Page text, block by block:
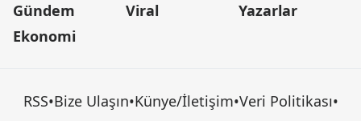
Gündem
Ekonomi
Viral
Yazarlar
RSS•Bize Ulaşın•Künye/İletişim•Veri Politikası•